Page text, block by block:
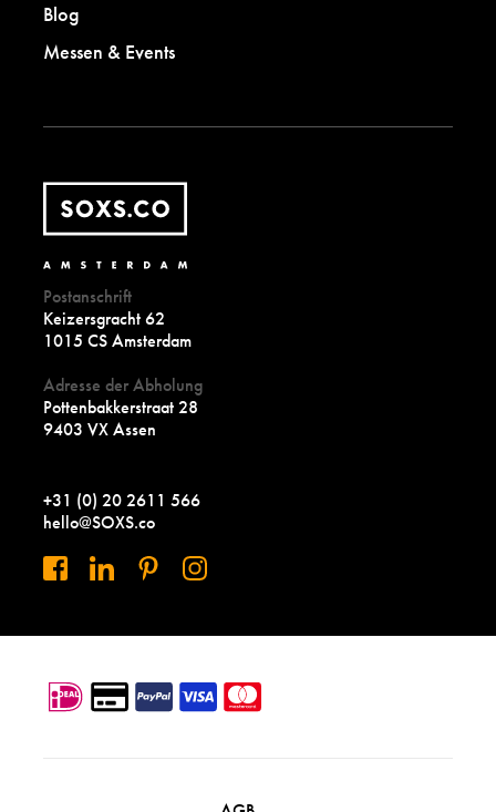
Blog
Messen & Events
Postanschrift
Keizersgracht 62
1015 CS Amsterdam
Adresse der Abholung
Pottenbakkerstraat 28
9403 VX Assen
+31 (0) 20 2611 566
hello@SOXS.co